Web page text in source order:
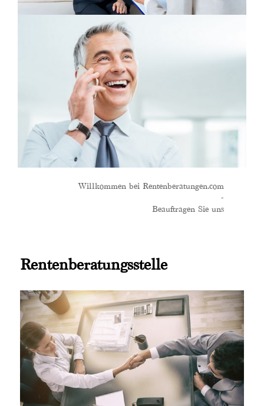
Willkommen bei Rentenberatungen.com
-
Beauftragen Sie uns
Rentenberatungsstelle